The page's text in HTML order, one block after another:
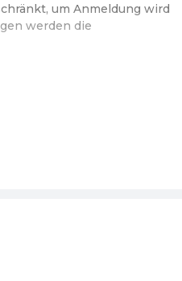
um Anmeldung wird
werden die